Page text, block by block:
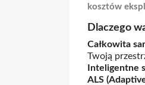
kosztów
Dlaczego
Całkowita
Twoją
Inteligentne
ALS